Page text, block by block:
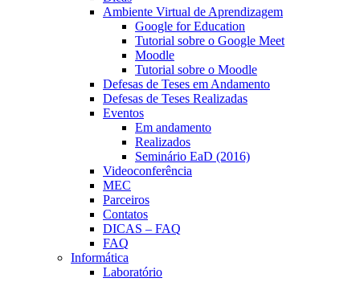
Ambiente Virtual de Aprendizagem
Google for Education
Tutorial sobre o Google Meet
Moodle
Tutorial sobre o Moodle
Defesas de Teses em Andamento
Defesas de Teses Realizadas
Eventos
Em andamento
Realizados
Seminário EaD (2016)
Videoconferência
MEC
Parceiros
Contatos
DICAS – FAQ
FAQ
Informática
Laboratório